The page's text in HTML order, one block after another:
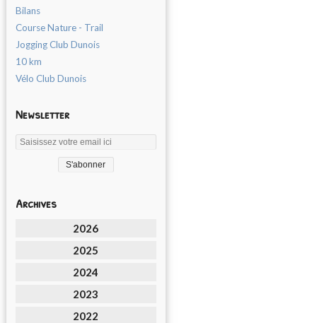
Bilans
Course Nature - Trail
Jogging Club Dunois
10 km
Vélo Club Dunois
Newsletter
Archives
2026
2025
2024
2023
2022